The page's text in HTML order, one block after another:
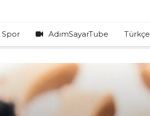
Spor AdımSayarTube Türkçe